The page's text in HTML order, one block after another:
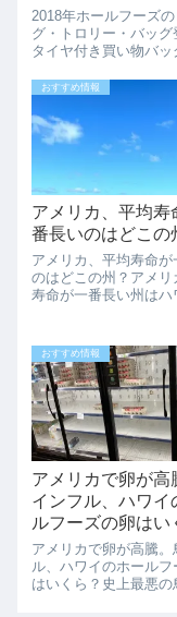
買い物バッグ。大
楽に運べます。
2018年ホールフーズ
グ・トロリー・バッグ
タイヤ付き買い物バッ
リング・トロリー・バ
うか？2018年新作ホー
の「ローリング・トロ
ッグ」な...
おすすめ情報
アメリカ、平均寿
番長いのはどこの
アメリカ、平均寿命が
のはどこの州？アメリ
寿命が一番長い州はハ
の人々はアメリカの他
りも大きなメリットを
ているので長生きする
ません.ハワイは...
おすすめ情報
アメリカで卵が高
インフル、ハワイ
ルフーズの卵はい
アメリカで卵が高騰。
ル、ハワイのホールフ
はいくら？史上最悪の